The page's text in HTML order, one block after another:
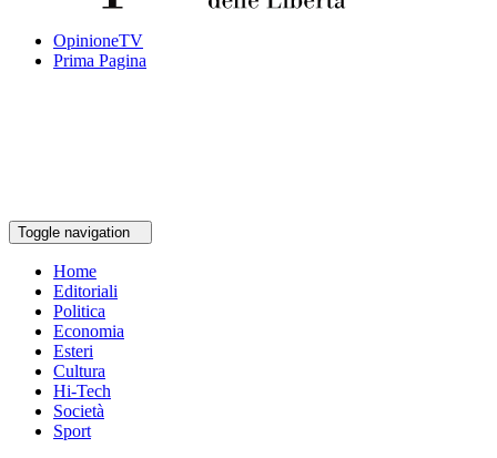
OpinioneTV
Prima Pagina
Toggle navigation
Home
Editoriali
Politica
Economia
Esteri
Cultura
Hi-Tech
Società
Sport